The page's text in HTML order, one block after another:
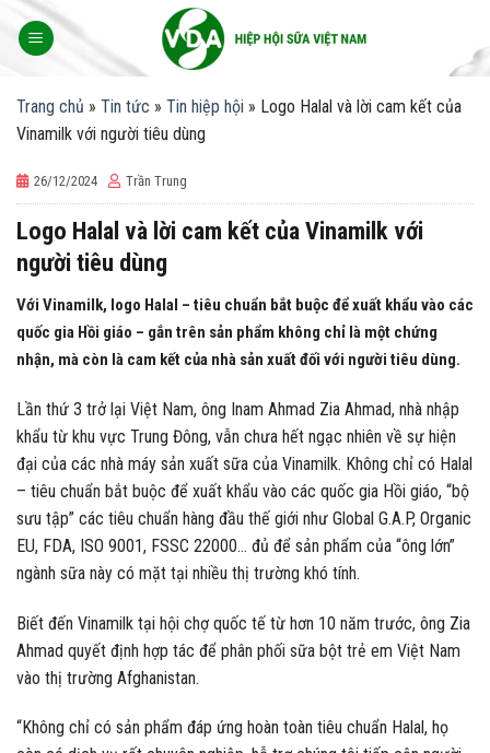
Trang chủ » Tin tức » Tin hiệp hội » Logo Halal và lời cam kết của
Vinamilk với người tiêu dùng
26/12/2024 Trần Trung
Logo Halal và lời cam kết của Vinamilk với
người tiêu dùng
Với Vinamilk, logo Halal – tiêu chuẩn bắt buộc để xuất khẩu vào các
quốc gia Hồi giáo – gắn trên sản phẩm không chỉ là một chứng
nhận, mà còn là cam kết của nhà sản xuất đối với người tiêu dùng.
Lần thứ 3 trở lại Việt Nam, ông Inam Ahmad Zia Ahmad, nhà nhập
khẩu từ khu vực Trung Đông, vẫn chưa hết ngạc nhiên về sự hiện
đại của các nhà máy sản xuất sữa của Vinamilk. Không chỉ có Halal
– tiêu chuẩn bắt buộc để xuất khẩu vào các quốc gia Hồi giáo, “bộ
sưu tập” các tiêu chuẩn hàng đầu thế giới như Global G.A.P, Organic
EU, FDA, ISO 9001, FSSC 22000… đủ để sản phẩm của “ông lớn”
ngành sữa này có mặt tại nhiều thị trường khó tính.
Biết đến Vinamilk tại hội chợ quốc tế từ hơn 10 năm trước, ông Zia
Ahmad quyết định hợp tác để phân phối sữa bột trẻ em Việt Nam
vào thị trường Afghanistan.
“Không chỉ có sản phẩm đáp ứng hoàn toàn tiêu chuẩn Halal, họ